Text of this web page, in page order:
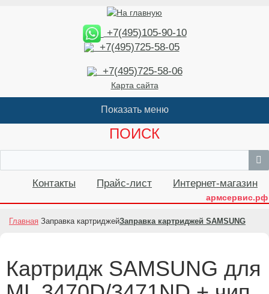
+7(495)105-90-10
+7(495)725-58-05
+7(495)725-58-06
Карта сайта
ПОИСК
Контакты Прайс-лист Интернет-магазин
армсервис.рф
Главная Заправка картриджейЗаправка картриджей SAMSUNG
Картридж SAMSUNG для